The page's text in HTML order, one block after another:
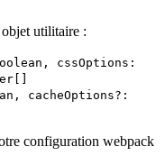
utilitaire :
cssOptions:
cacheOptions?:
configuration webpack